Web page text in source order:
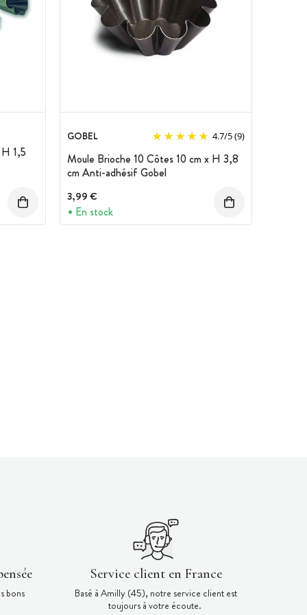
1,5
GOBEL 4.7/5(9)
Moule Brioche 10 Côtes 10 cm x H 3,8
cm Anti-adhésif Gobel
3,99 €
En stock
bons
Service client en France
Basé à Amilly (45), notre service client est
toujours à votre écoute.